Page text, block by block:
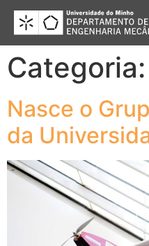
Categoria:
Nasce o
da